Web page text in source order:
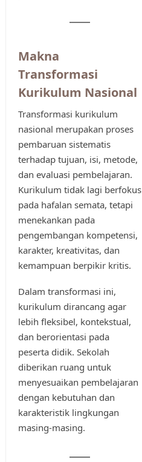
Makna
Transformasi
Kurikulum Nasional
Transformasi kurikulum
nasional merupakan proses
pembaruan sistematis
terhadap tujuan, isi, metode,
dan evaluasi pembelajaran.
Kurikulum tidak lagi berfokus
pada hafalan semata, tetapi
menekankan pada
pengembangan kompetensi,
karakter, kreativitas, dan
kemampuan berpikir kritis.
Dalam transformasi ini,
kurikulum dirancang agar
lebih fleksibel, kontekstual,
dan berorientasi pada
peserta didik. Sekolah
diberikan ruang untuk
menyesuaikan pembelajaran
dengan kebutuhan dan
karakteristik lingkungan
masing-masing.